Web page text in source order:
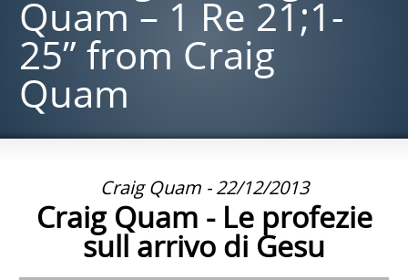
Quam – 1 Re 21;1-
25” from Craig
Quam
Craig Quam - 22/12/2013
Craig Quam - Le profezie
sull arrivo di Gesu